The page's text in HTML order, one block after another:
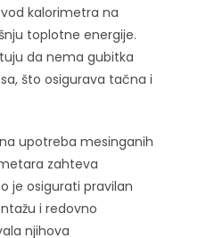
kalorimetra na
toplotne energije.
da nema gubitka
što osigurava tačna i
upotreba mesinganih
zahteva
je osigurati pravilan
i redovno
njihova